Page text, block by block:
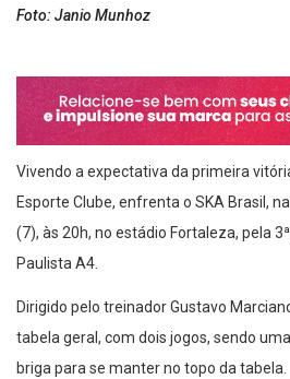
Foto: Janio Munhoz
Vivendo a expectativa da primeira
Esporte Clube, enfrenta o SKA Brasil,
(7), às 20h, no estádio Fortaleza, pela
Paulista A4.
Dirigido pelo treinador Gustavo
tabela geral, com dois jogos, sendo
briga para se manter no topo da tabela.